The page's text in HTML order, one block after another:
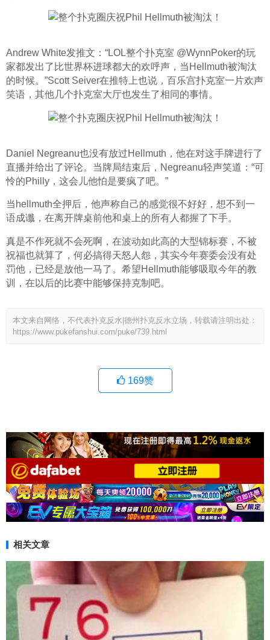
Andrew White发推文：“LOL整个扑克室 @WynnPoker的玩
家都发出了比世界杯进球都大的欢呼声，当Hellmuth被淘汰
的时候。”Scott Seiver在推特上也说，百乐宫扑克室一片欢声
笑语，其他几个扑克室大厅也发生了相同的事情。
Daniel Negreanu也没有放过Hellmuth，他在对这手牌进行了
直播并给出了评论。当牌局结束后，Negreanu轻声笑道：“可
怜的Philly，这会儿他怕是要疯了吧。”
当hellmuth全押后，他声称自己的感觉很不好好，想不到一
语成谶，在离开牌桌前他和桌上的所有人都握了下手。
真是不作死就不会死啊，在波动如此高的大型锦标赛，不被
祝福也就算了，何必搞得天怒人怨，其实今年赛委会没有处
罚他，已经是放他一马了。希望Hellmuth能够吸取今年的教
训，在以后的比赛中能够保持克制吧。
本文来自网络，不代表扑克反水|德州扑克反水立场，转载请注明出处：
https://www.pukefanshui.com/puke/739.html
169赞
相关文章